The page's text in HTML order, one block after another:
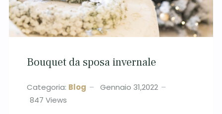
Bouquet da sposa invernale
Categoria: Blog
Gennaio 31,2022
847 Views